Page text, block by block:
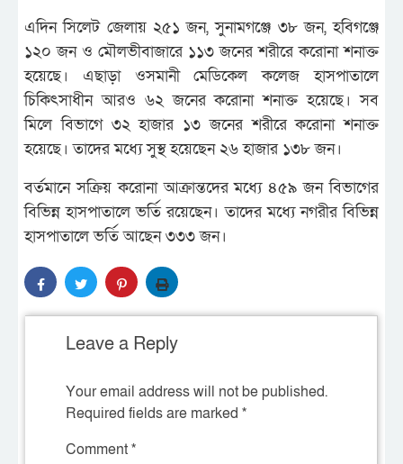
এদিন সিলেট জেলায় ২৫১ জন, সুনামগঞ্জে ৩৮ জন, হবিগঞ্জে
১২০ জন ও মৌলভীবাজারে ১১৩ জনের শরীরে করোনা শনাক্ত
হয়েছে। এছাড়া ওসমানী মেডিকেল কলেজ হাসপাতালে
চিকিৎসাধীন আরও ৬২ জনের করোনা শনাক্ত হয়েছে। সব
মিলে বিভাগে ৩২ হাজার ১৩ জনের শরীরে করোনা শনাক্ত
হয়েছে। তাদের মধ্যে সুস্থ হয়েছেন ২৬ হাজার ১৩৮ জন।
বর্তমানে সক্রিয় করোনা আক্রান্তদের মধ্যে ৪৫৯ জন বিভাগের
বিভিন্ন হাসপাতালে ভর্তি রয়েছেন। তাদের মধ্যে নগরীর বিভিন্ন
হাসপাতালে ভর্তি আছেন ৩৩৩ জন।
Leave a Reply
Your email address will not be published.
Required fields are marked *
Comment*